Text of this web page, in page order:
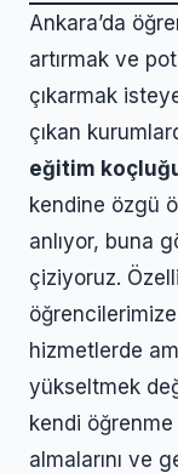
Ankara’da
artırmak ve
çıkarmak
çıkan
eğitim
kendine özgü
anlıyor, buna
çiziyoruz.
hizmetlerde
yükseltmek
kendi
almalarını ve